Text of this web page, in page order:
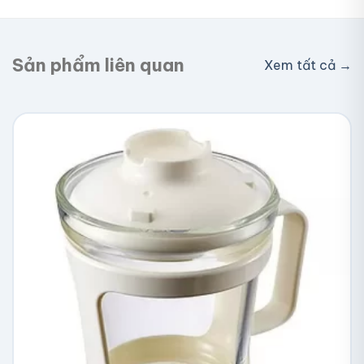
Sản phẩm liên quan Xem tất cả →